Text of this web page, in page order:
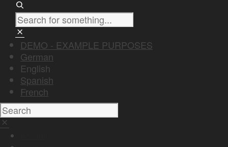
DEMO - EXAMPLE PURPOSES
German
English
Spanish
French